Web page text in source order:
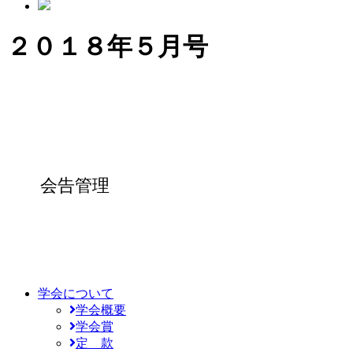
２０１８年５月号
会告管理
学会について
学会概要
学会賞
定 款